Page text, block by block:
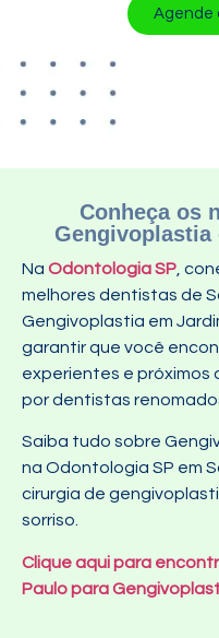
Agende
Conheça os
Gengivoplastia
Na Odontologia SP ,
melhores dentistas de
Gengivoplastia em
garantir que você
experientes e próximos
por dentistas
Saiba tudo sobre
na Odontologia SP em
cirurgia de
sorriso.
Clique aqui para
Paulo para